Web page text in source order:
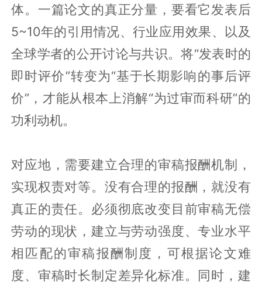
体。一篇论文的真正分量，要看它发表后
5~10年的引用情况、行业应用效果、以及
全球学者的公开讨论与共识。将“发表时的
即时评价”转变为“基于长期影响的事后评
价”，才能从根本上消解“为过审而科研”的
功利动机。
对应地，需要建立合理的审稿报酬机制，
实现权责对等。没有合理的报酬，就没有
真正的责任。必须彻底改变目前审稿无偿
劳动的现状，建立与劳动强度、专业水平
相匹配的审稿报酬制度，可根据论文难
度、审稿时长制定差异化标准。同时，建